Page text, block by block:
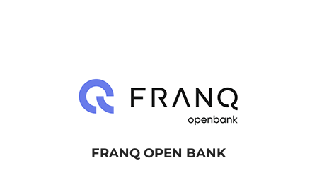
FRANQ OPEN BANK